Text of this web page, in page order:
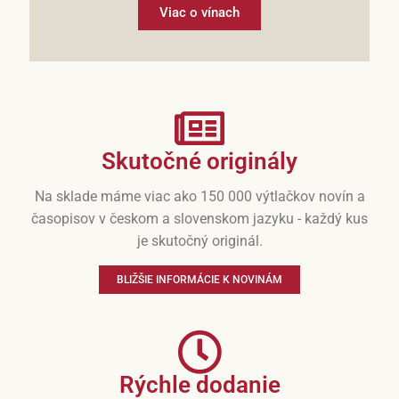
Viac o vínach
Skutočné originály
Na sklade máme viac ako 150 000 výtlačkov novín a
časopisov v českom a slovenskom jazyku - každý kus
je skutočný originál.
BLIŽŠIE INFORMÁCIE K NOVINÁM
Rýchle dodanie